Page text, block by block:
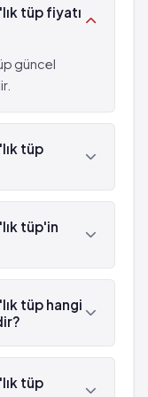
tüp fiyatı
güncel
tüp
tüp beyaz
tüp'in
etken
tüp hangi
,
tüp